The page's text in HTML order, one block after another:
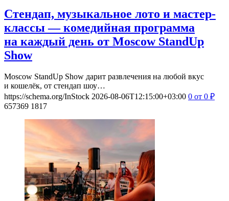
Стендап, музыкальное лото и мастер-
классы — комедийная программа
на каждый день от Moscow StandUp
Show
Moscow StandUp Show дарит развлечения на любой вкус
и кошелёк, от стендап шоу…
https://schema.org/InStock 2026-08-06T12:15:00+03:00 0 от 0 ₽
657369 1817